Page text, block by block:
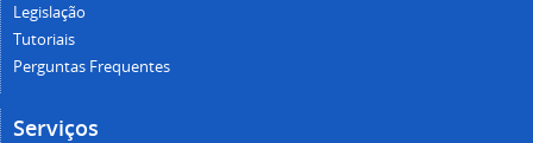
Legislação
Tutoriais
Perguntas Frequentes
Serviços